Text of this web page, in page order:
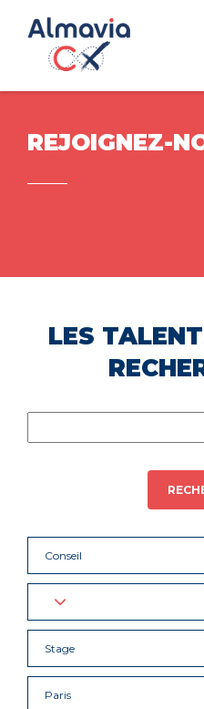
REJOIGNEZ-
LES
Conseil
Stage
Paris